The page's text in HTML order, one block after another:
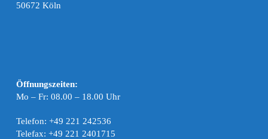
50672 Köln
Öffnungszeiten:
Mo – Fr: 08.00 – 18.00 Uhr
Telefon: +49 221 242536
Telefax: +49 221 2401715